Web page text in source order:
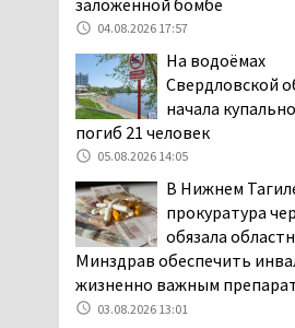
в лесу мужчине
06.08.2026 16:28
Прокуратура
Дзержинского
Нижнего Тагила
отношении «Водоканала-
отсутствия холодной воды
06.08.2026 15:42
Двое детей
при сходе
заложенной бомбе
04.08.2026 17:57
На водоёмах
Свердловской
начала
погиб 21 человек
05.08.2026 14:05
В Нижнем
прокуратура
обязала
Минздрав обеспечить
жизненно важным
03.08.2026 13:01